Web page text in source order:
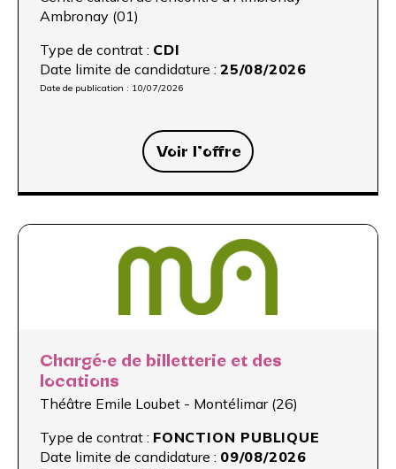
Ambronay (01)
Type de contrat : CDI
Date limite de candidature : 25/08/2026
Date de publication : 10/07/2026
Voir l’offre
Chargé·e de billetterie et des
locations
Théâtre Emile Loubet - Montélimar (26)
Type de contrat : FONCTION PUBLIQUE
Date limite de candidature : 09/08/2026